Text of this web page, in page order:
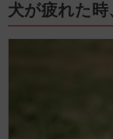
犬が疲れた時